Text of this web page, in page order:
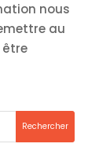
nous
au